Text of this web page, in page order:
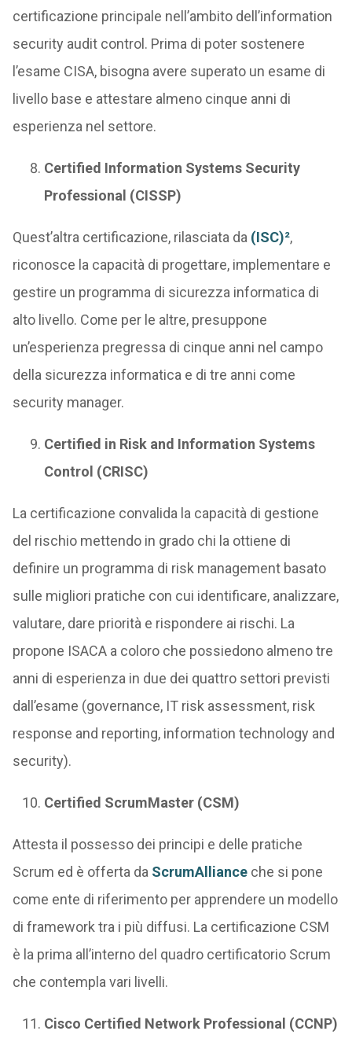
certificazione principale nell’ambito dell’information
security audit control. Prima di poter sostenere
l’esame CISA, bisogna avere superato un esame di
livello base e attestare almeno cinque anni di
esperienza nel settore.
Certified Information Systems Security
Professional (CISSP)
Quest’altra certificazione, rilasciata da (ISC)²,
riconosce la capacità di progettare, implementare e
gestire un programma di sicurezza informatica di
alto livello. Come per le altre, presuppone
un’esperienza pregressa di cinque anni nel campo
della sicurezza informatica e di tre anni come
security manager.
Certified in Risk and Information Systems
Control (CRISC)
La certificazione convalida la capacità di gestione
del rischio mettendo in grado chi la ottiene di
definire un programma di risk management basato
sulle migliori pratiche con cui identificare, analizzare,
valutare, dare priorità e rispondere ai rischi. La
propone ISACA a coloro che possiedono almeno tre
anni di esperienza in due dei quattro settori previsti
dall’esame (governance, IT risk assessment, risk
response and reporting, information technology and
security).
Certified ScrumMaster (CSM)
Attesta il possesso dei principi e delle pratiche
Scrum ed è offerta da ScrumAllianceche si pone
come ente di riferimento per apprendere un modello
di framework tra i più diffusi. La certificazione CSM
è la prima all’interno del quadro certificatorio Scrum
che contempla vari livelli.
Cisco Certified Network Professional (CCNP)